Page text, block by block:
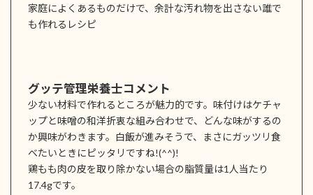
家庭によくあるものだけで、余計な汚れ物を出さない誰で
も作れるレシピ
グッテ管理栄養士コメント
少ない材料で作れるところが魅力的です。味付けはケチャ
ップと味噌の和洋折衷な組み合わせで、どんな味がするの
か興味がわきます。白飯が進みそうで、まさにガッツリ食
べたいときにピッタリですね!(^^)!
鶏もも肉の皮を取り除かない場合の脂質量は1人当たり
17.4gです。